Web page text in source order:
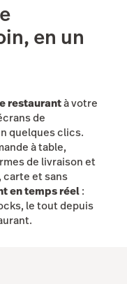
en un
restaurantà votre
de
quelques clics.
à table,
de livraison et
carte et sans
en temps réel:
le tout depuis